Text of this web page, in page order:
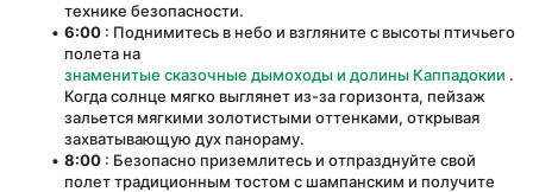
технике безопасности.
6:00 : Поднимитесь в небо и взгляните с высоты птичьего
полета на
знаменитые сказочные дымоходы и долины Каппадокии .
Когда солнце мягко выглянет из-за горизонта, пейзаж
зальется мягкими золотистыми оттенками, открывая
захватывающую дух панораму.
8:00 : Безопасно приземлитесь и отпразднуйте свой
полет традиционным тостом с шампанским и получите